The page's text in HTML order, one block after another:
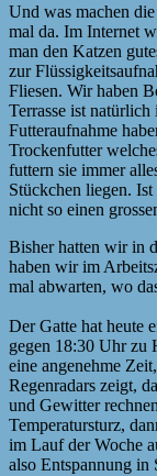
Und was machen
mal da. Im Internet
man den Katzen
zur
Fliesen. Wir haben
Terrasse ist
Futteraufnahme
Trockenfutter
futtern sie immer
Stückchen liegen.
nicht so einen
Bisher hatten wir in
haben wir im
mal abwarten, wo
Der Gatte hat heute
gegen 18:30 Uhr zu
eine angenehme
Regenradars zeigt,
und Gewitter
Temperatursturz,
im Lauf der Woche
also Entspannung in